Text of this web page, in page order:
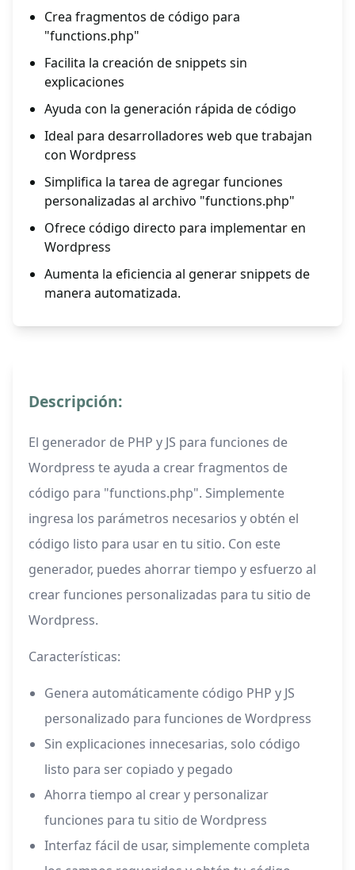
Crea fragmentos de código para
"functions.php"
Facilita la creación de snippets sin
explicaciones
Ayuda con la generación rápida de código
Ideal para desarrolladores web que trabajan
con Wordpress
Simplifica la tarea de agregar funciones
personalizadas al archivo "functions.php"
Ofrece código directo para implementar en
Wordpress
Aumenta la eficiencia al generar snippets de
manera automatizada.
Descripción:
El generador de PHP y JS para funciones de
Wordpress te ayuda a crear fragmentos de
código para "functions.php". Simplemente
ingresa los parámetros necesarios y obtén el
código listo para usar en tu sitio. Con este
generador, puedes ahorrar tiempo y esfuerzo al
crear funciones personalizadas para tu sitio de
Wordpress.
Características:
Genera automáticamente código PHP y JS
personalizado para funciones de Wordpress
Sin explicaciones innecesarias, solo código
listo para ser copiado y pegado
Ahorra tiempo al crear y personalizar
funciones para tu sitio de Wordpress
Interfaz fácil de usar, simplemente completa